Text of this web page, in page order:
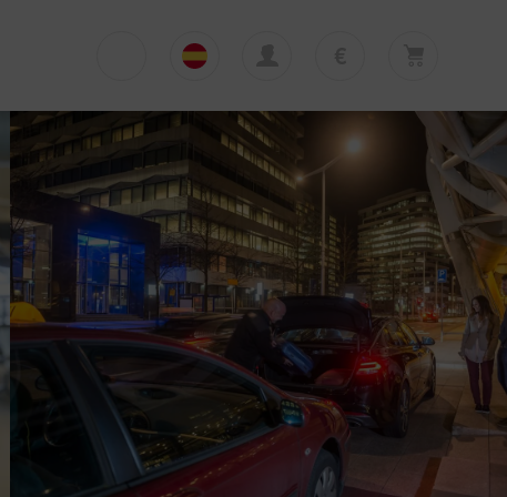
English
Polski
Deutsch
Italiano
Español
€
£
PLN
USD
Su cesta está vacía
Su cesta está vacía. Añadir primera excursión
o traslado